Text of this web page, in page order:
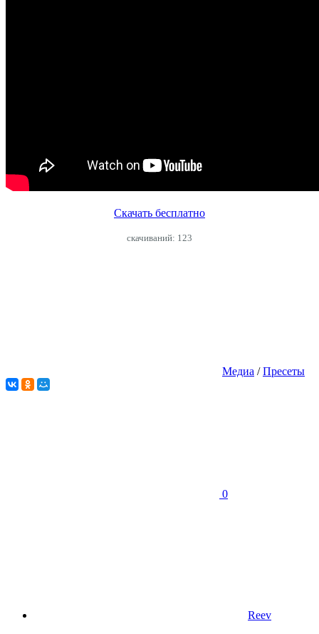
Скачать бесплатно
cкачиваний: 123
Медиа /Пресеты
0
Reev